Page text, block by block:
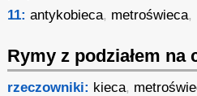
11: antykobieca, metroświeca,
Rymy z podziałem na
rzeczowniki: kieca,